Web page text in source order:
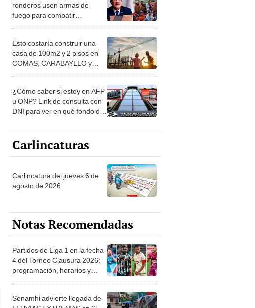
ronderos usen armas de
fuego para combatir
Esto costaría construir una
casa de 100m2 y 2 pisos en
COMAS, CARABAYLLO y
¿Cómo saber si estoy en AFP
u ONP? Link de consulta con
DNI para ver en qué fondo de
Carlincaturas
Carlincatura del jueves 6 de
agosto de 2026
Notas Recomendadas
Partidos de Liga 1 en la fecha
4 del Torneo Clausura 2026:
programación, horarios y
Senamhi advierte llegada de